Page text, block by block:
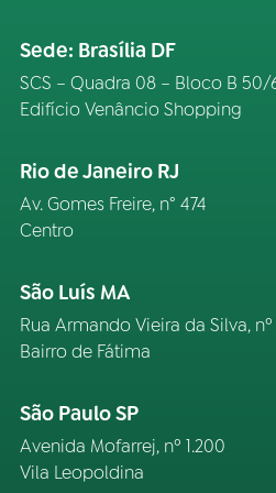
Sede: Brasília DF
SCS – Quadra 08 – Bloco B 50/
Edifício Venâncio Shopping
Rio de Janeiro RJ
Av. Gomes Freire, n° 474
Centro
São Luís MA
Rua Armando Vieira da Silva, nº
Bairro de Fátima
São Paulo SP
Avenida Mofarrej, nº 1.200
Vila Leopoldina